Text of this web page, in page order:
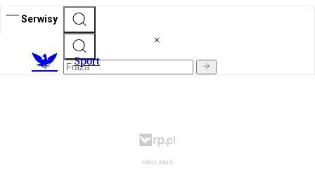
Serwisy
Sport